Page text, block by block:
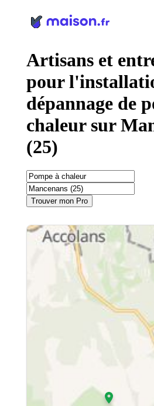
Artisans et
pour
dépannage de
chaleur sur
(25)
Trouver mon Pro